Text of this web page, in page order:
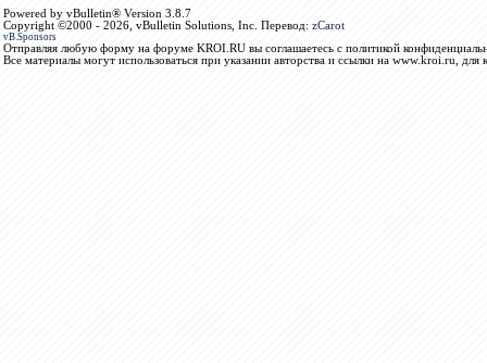
Powered by vBulletin® Version 3.8.7
Copyright ©2000 - 2026, vBulletin Solutions, Inc. Перевод: zCarot
vB.Sponsors
Отправляя любую форму на форуме KROI.RU вы соглашаетесь с политикой
Все материалы могут использоваться при указании авторства и ссылки на www.kroi.ru, для